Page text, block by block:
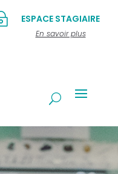
ESPACE STAGIAIRE
En savoir plus